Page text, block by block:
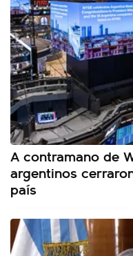
A contramano de
argentinos
país